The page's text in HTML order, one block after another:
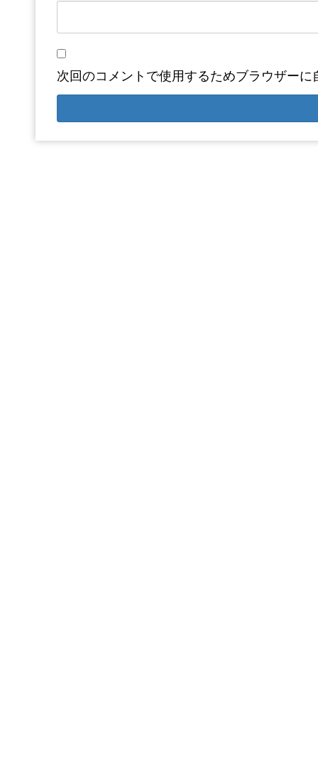
次回のコメントで使用するためブラウザー